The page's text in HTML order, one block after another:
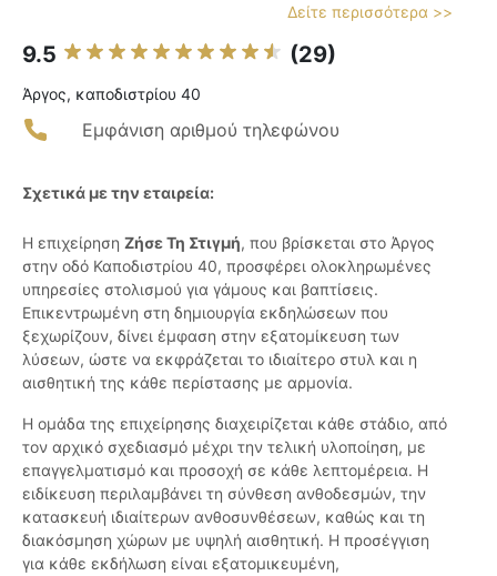
Δείτε περισσότερα >>
9.5 (29)
Άργος, καποδιστρίου 40
Εμφάνιση αριθμού τηλεφώνου
Σχετικά με την εταιρεία:
Η επιχείρηση Ζήσε Τη Στιγμή, που βρίσκεται στο Άργος
στην οδό Καποδιστρίου 40, προσφέρει ολοκληρωμένες
υπηρεσίες στολισμού για γάμους και βαπτίσεις.
Επικεντρωμένη στη δημιουργία εκδηλώσεων που
ξεχωρίζουν, δίνει έμφαση στην εξατομίκευση των
λύσεων, ώστε να εκφράζεται το ιδιαίτερο στυλ και η
αισθητική της κάθε περίστασης με αρμονία.
Η ομάδα της επιχείρησης διαχειρίζεται κάθε στάδιο, από
τον αρχικό σχεδιασμό μέχρι την τελική υλοποίηση, με
επαγγελματισμό και προσοχή σε κάθε λεπτομέρεια. Η
ειδίκευση περιλαμβάνει τη σύνθεση ανθοδεσμών, την
κατασκευή ιδιαίτερων ανθοσυνθέσεων, καθώς και τη
διακόσμηση χώρων με υψηλή αισθητική. Η προσέγγιση
για κάθε εκδήλωση είναι εξατομικευμένη,